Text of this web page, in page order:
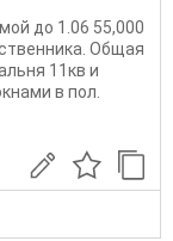
до 1.06 55,000
Общая
11кв и
в пол.